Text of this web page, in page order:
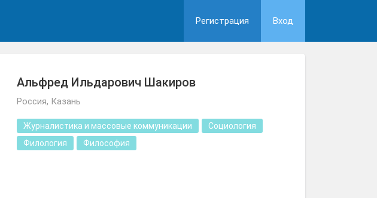
Регистрация Вход
Альфред Ильдарович Шакиров
Россия, Казань
Журналистика и массовые коммуникации
Социология
Филология
Философия